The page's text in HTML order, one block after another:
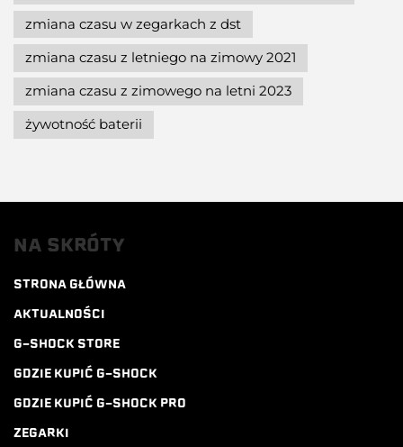
zmiana czasu w zegarkach z dst
zmiana czasu z letniego na zimowy 2021
zmiana czasu z zimowego na letni 2023
żywotność baterii
NA SKRÓTY
STRONA GŁÓWNA
AKTUALNOŚCI
G-SHOCK STORE
GDZIE KUPIĆ G-SHOCK
GDZIE KUPIĆ G-SHOCK PRO
ZEGARKI